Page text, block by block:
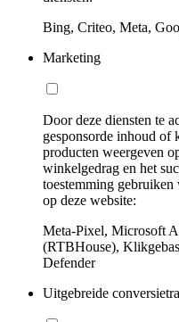
Bing, Criteo, Meta,
Marketing
Door deze diensten te
gesponsorde inhoud of
producten weergeven
winkelgedrag en het
toestemming gebruiken
op deze website:
Meta-Pixel, Microsoft
(RTBHouse),
Defender
Uitgebreide